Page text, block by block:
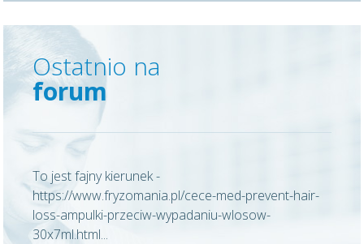
Ostatnio na
forum
To jest fajny kierunek -
https://www.fryzomania.pl/cece-med-prevent-hair-
loss-ampulki-przeciw-wypadaniu-wlosow-
30x7ml.html...